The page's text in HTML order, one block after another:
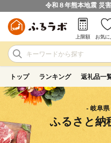
令和８年熊本地震 災
上限額 お気に
トップ ランキング 返礼品一
- 岐阜
ふるさと納